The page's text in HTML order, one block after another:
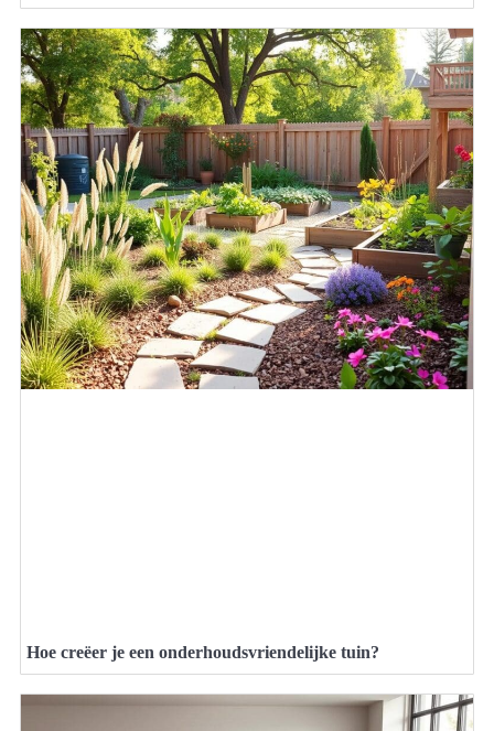
Hoe creëer je een onderhoudsvriendelijke tuin?